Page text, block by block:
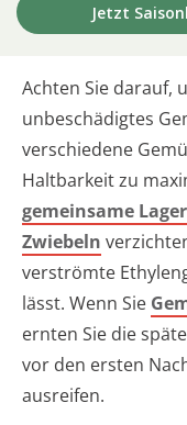
Jetzt
Achten Sie darauf,
unbeschädigtes
verschiedene
Haltbarkeit zu
gemeinsame
Zwiebeln
verströmte
lässt. Wenn Sie
ernten Sie die
vor den ersten
ausreifen.